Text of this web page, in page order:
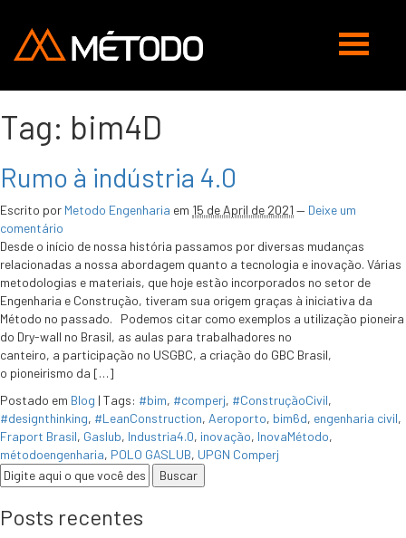
Abrir
Tag: bim4D
Rumo à indústria 4.0
Escrito por Metodo Engenharia em 15 de April de 2021 — Deixe um
comentário
Desde o início de nossa história passamos por diversas mudanças
relacionadas a nossa abordagem quanto a tecnologia e inovação. Várias
metodologias e materiais, que hoje estão incorporados no setor de
Engenharia e Construção, tiveram sua origem graças à iniciativa da
Método no passado. Podemos citar como exemplos a utilização pioneira
do Dry-wall no Brasil, as aulas para trabalhadores no
canteiro, a participação no USGBC, a criação do GBC Brasil,
o pioneirismo da […]
Postado em Blog | Tags: #bim, #comperj, #ConstruçãoCivil,
#designthinking, #LeanConstruction, Aeroporto, bim6d, engenharia civil,
Fraport Brasil, Gaslub, Industria4.0, inovação, InovaMétodo,
métodoengenharia, POLO GASLUB, UPGN Comperj
Posts recentes